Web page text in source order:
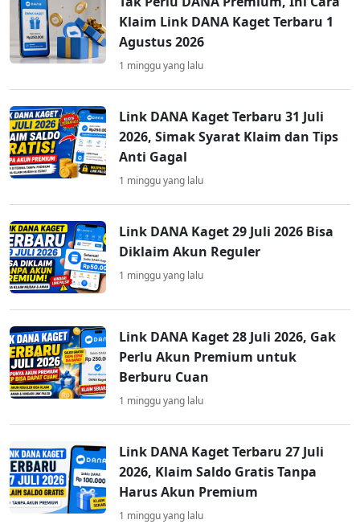
Klaim Link DANA Kaget Terbaru 1
Agustus 2026
1 minggu yang lalu
Link DANA Kaget Terbaru 31 Juli
2026, Simak Syarat Klaim dan Tips
Anti Gagal
1 minggu yang lalu
Link DANA Kaget 29 Juli 2026 Bisa
Diklaim Akun Reguler
1 minggu yang lalu
Link DANA Kaget 28 Juli 2026, Gak
Perlu Akun Premium untuk
Berburu Cuan
1 minggu yang lalu
Link DANA Kaget Terbaru 27 Juli
2026, Klaim Saldo Gratis Tanpa
Harus Akun Premium
1 minggu yang lalu